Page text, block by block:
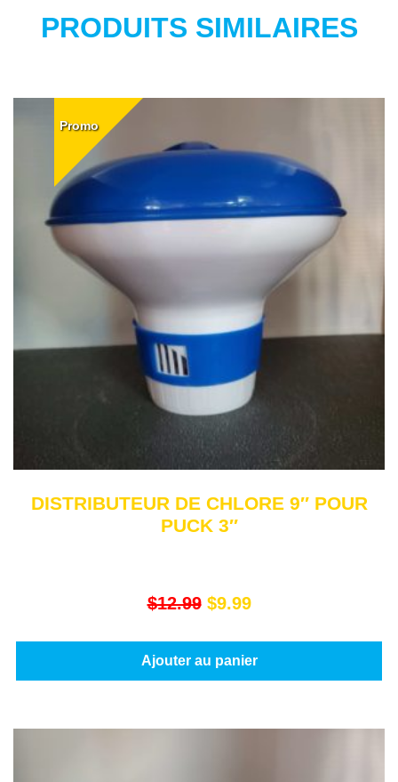
PRODUITS SIMILAIRES
Promo
DISTRIBUTEUR DE CHLORE 9″ POUR
PUCK 3″
$12.99 $9.99
Ajouter au panier